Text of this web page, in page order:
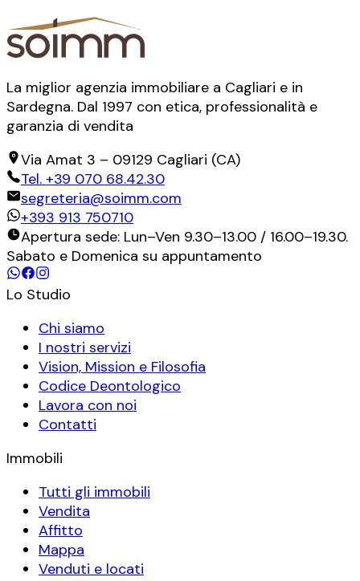
La miglior agenzia immobiliare a Cagliari e in
Sardegna. Dal 1997 con etica, professionalità e
garanzia di vendita
Via Amat 3 – 09129 Cagliari (CA)
Tel. +39 070 68.42.30
segreteria@soimm.com
+393 913 750710
Apertura sede: Lun–Ven 9.30–13.00 / 16.00–19.30.
Sabato e Domenica su appuntamento
Lo Studio
Chi siamo
I nostri servizi
Vision, Mission e Filosofia
Codice Deontologico
Lavora con noi
Contatti
Immobili
Tutti gli immobili
Vendita
Affitto
Mappa
Venduti e locati